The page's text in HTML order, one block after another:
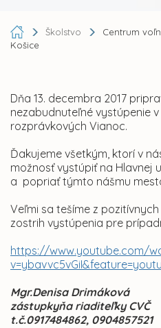
Školstvo
Centrum
Košice
Dňa 13. decembra 2017
nezabudnuteľné vystúpenie
rozprávkových Vianoc.
Ďakujeme všetkým, ktorí v
možnosť vystúpiť na Hlavnej
a popriať týmto nášmu
Veľmi sa tešíme z
zostrih vystúpenia pre
https://www.youtube.com/
Mgr.Denisa Drimáková
zástupkyňa riaditeľky CVČ
t.č.0917484862, 0904857521